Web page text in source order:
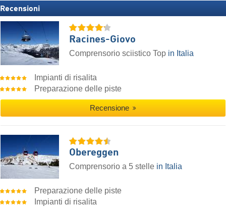
Recensioni
Racines-Giovo
Comprensorio sciistico Top in Italia
Impianti di risalita
Preparazione delle piste
Recensione
Obereggen
Comprensorio a 5 stelle in Italia
Preparazione delle piste
Impianti di risalita